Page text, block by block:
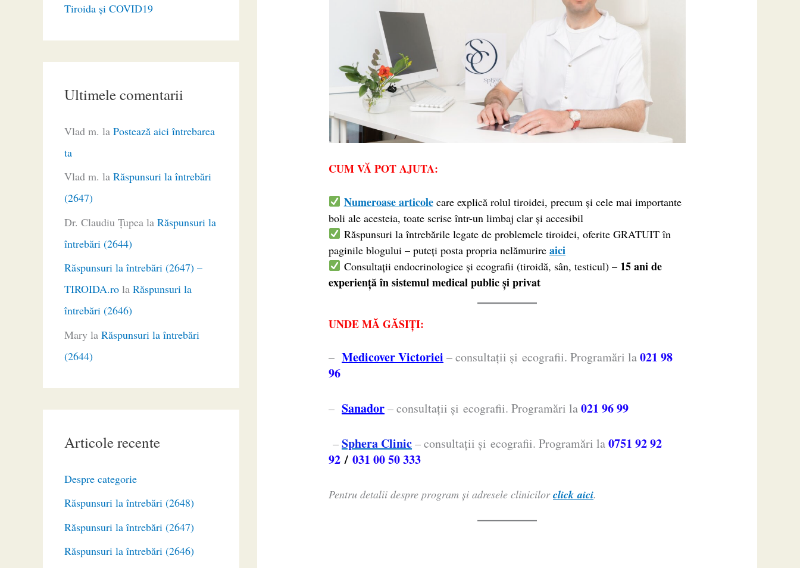
Tiroida și COVID19
Ultimele comentarii
Vlad m. la Postează aici întrebarea
ta
Vlad m. la Răspunsuri la întrebări
(2647)
Dr. Claudiu Ţupea la Răspunsuri la
întrebări (2644)
Răspunsuri la întrebări (2647) –
TIROIDA.ro la Răspunsuri la
întrebări (2646)
Mary la Răspunsuri la întrebări
(2644)
Articole recente
Despre categorie
Răspunsuri la întrebări (2648)
Răspunsuri la întrebări (2647)
Răspunsuri la întrebări (2646)
CUM VĂ POT AJUTA:
Numeroase articolecare explică rolul tiroidei, precum și cele mai importante
boli ale acesteia, toate scrise într-un limbaj clar și accesibil
Răspunsuri la întrebările legate de problemele tiroidei, oferite GRATUIT în
paginile blogului – puteți posta propria nelămurire aici
Consultații endocrinologice și ecografii (tiroidă, sân, testicul) – 15 ani de
experiență în sistemul medical public și privat
UNDE MĂ GĂSIŢI:
–Medicover Victoriei – consultaţii şi ecografii. Programări la021 98
96
–Sanador– consultaţii şi ecografii. Programări la021 96 99
–Sphera Clinic– consultaţii şi ecografii. Programări la0751 92 92
92/ 031 00 50 333
Pentru detalii despre program și adresele clinicilorclick aici.